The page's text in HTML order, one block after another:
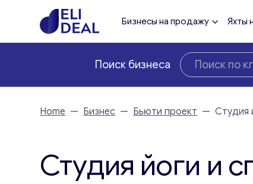
Бизнесы на продажу Яхты
Поиск бизнеса
Home — Бизнес — Бьюти проект — Студия
Студия йоги и